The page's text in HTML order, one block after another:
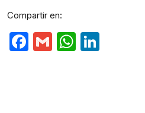
Compartir en:
Facebook
Gmail